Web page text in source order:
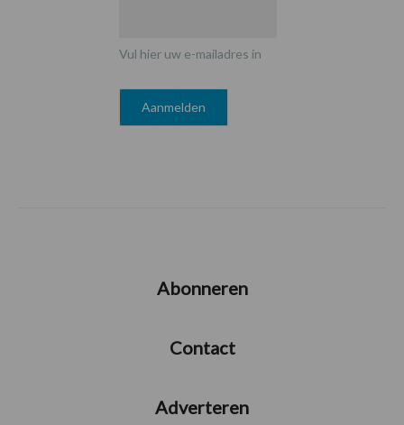
Vul hier uw e-mailadres in
Abonneren
Contact
Adverteren